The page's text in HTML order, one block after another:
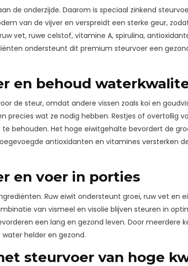
de onderzijde. Daarom is speciaal zinkend
van de vijver en verspreidt een sterke geur,
vet, ruwe celstof, vitamine A, spirulina,
ondersteunt dit premium steurvoer een
en behoud
de steur, omdat andere vissen zoals koi en
precies wat ze nodig hebben. Restjes of overtollig
behouden. Het hoge eiwitgehalte bevordert de
antioxidanten en vitamines versterken
en voer in porties
Ruw eiwit ondersteunt groei, ruw vet en
van vismeel en visolie blijven steuren in
een lang en gezond leven. Door meerdere
helder en gezond.
steurvoer van hoge